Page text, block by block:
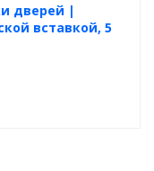
дверей |
вставкой, 5